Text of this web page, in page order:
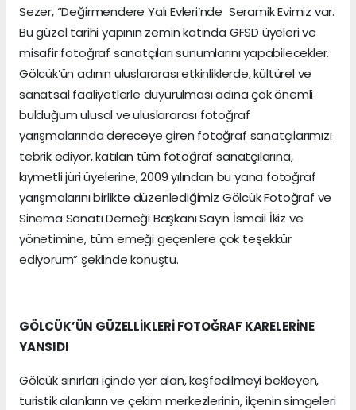
Sezer, “Değirmendere Yalı Evleri’nde Seramik Evimiz var.
Bu güzel tarihi yapının zemin katında GFSD üyeleri ve
misafir fotoğraf sanatçıları sunumlarını yapabilecekler.
Gölcük’ün adının uluslararası etkinliklerde, kültürel ve
sanatsal faaliyetlerle duyurulması adına çok önemli
bulduğum ulusal ve uluslararası fotoğraf
yarışmalarında dereceye giren fotoğraf sanatçılarımızı
tebrik ediyor, katılan tüm fotoğraf sanatçılarına,
kıymetli jüri üyelerine, 2009 yılından bu yana fotoğraf
yarışmalarını birlikte düzenlediğimiz Gölcük Fotoğraf ve
Sinema Sanatı Derneği Başkanı Sayın İsmail İkiz ve
yönetimine, tüm emeği geçenlere çok teşekkür
ediyorum” şeklinde konuştu.
GÖLCÜK’ÜN GÜZELLİKLERİ FOTOĞRAF KARELERİNE
YANSIDI
Gölcük sınırları içinde yer alan, keşfedilmeyi bekleyen,
turistik alanların ve çekim merkezlerinin, ilçenin simgeleri